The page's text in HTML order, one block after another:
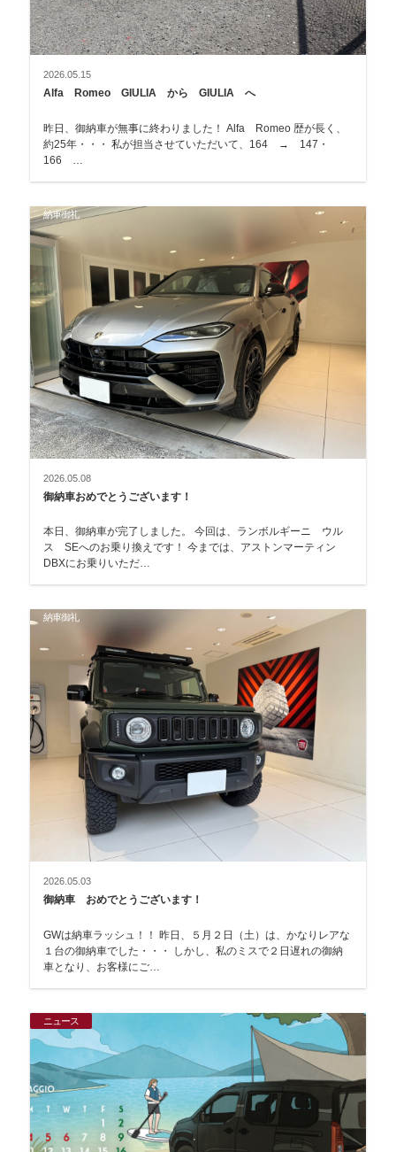
2026.05.15
Alfa Romeo GIULIA から GIULIA へ
昨日、御納車が無事に終わりました！ Alfa Romeo 歴が長く、
約25年・・・ 私が担当させていただいて、164 → 147・
166 …
納車御礼
2026.05.08
御納車おめでとうございます！
本日、御納車が完了しました。 今回は、ランボルギーニ ウル
ス SEへのお乗り換えです！ 今までは、アストンマーティン
DBXにお乗りいただ…
納車御礼
2026.05.03
御納車 おめでとうございます！
GWは納車ラッシュ！！ 昨日、５月２日（土）は、かなりレアな
１台の御納車でした・・・ しかし、私のミスで２日遅れの御納
車となり、お客様にご…
ニュース